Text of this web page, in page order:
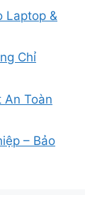
Laptop &
Chỉ
An Toàn
– Bảo